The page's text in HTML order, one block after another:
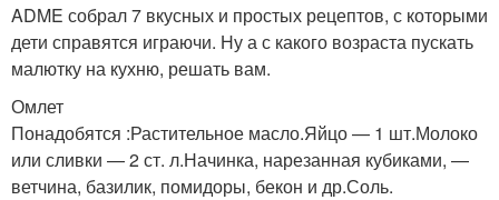
ADME собрал 7 вкусных и простых рецептов, с которыми
дети справятся играючи. Ну а с какого возраста пускать
малютку на кухню, решать вам.
Омлет
Понадобятся :Растительное масло.Яйцо — 1 шт.Молоко
или сливки — 2 ст. л.Начинка, нарезанная кубиками, —
ветчина, базилик, помидоры, бекон и др.Соль.